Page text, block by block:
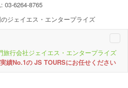
03-6264-8765
ジェイエス・エンタープライズ
績No.1の JS TOURSにお任せください